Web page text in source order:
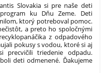
Slovakia si pre naše deti
ku Dňu Zeme. Deti
ktorý potreboval pomoc.
a preto ho spoločnými
z odpadového
pokusy s vodou, ktoré si aj
precvičili triedenie odpadu.
deti odmenené. Ďakujeme